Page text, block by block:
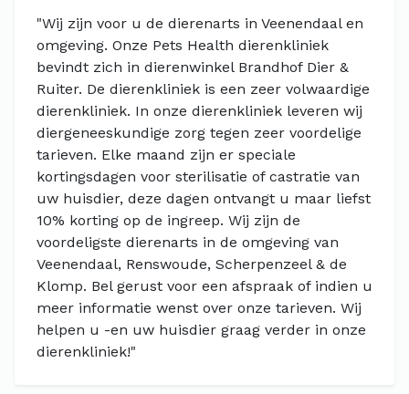
"Wij zijn voor u de dierenarts in Veenendaal en
omgeving. Onze Pets Health dierenkliniek
bevindt zich in dierenwinkel Brandhof Dier &
Ruiter. De dierenkliniek is een zeer volwaardige
dierenkliniek. In onze dierenkliniek leveren wij
diergeneeskundige zorg tegen zeer voordelige
tarieven. Elke maand zijn er speciale
kortingsdagen voor sterilisatie of castratie van
uw huisdier, deze dagen ontvangt u maar liefst
10% korting op de ingreep. Wij zijn de
voordeligste dierenarts in de omgeving van
Veenendaal, Renswoude, Scherpenzeel & de
Klomp. Bel gerust voor een afspraak of indien u
meer informatie wenst over onze tarieven. Wij
helpen u -en uw huisdier graag verder in onze
dierenkliniek!"